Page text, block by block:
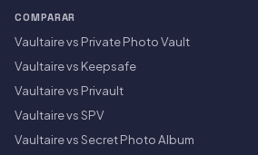
COMPARAR
Vaultaire vs Private Photo Vault
Vaultaire vs Keepsafe
Vaultaire vs Privault
Vaultaire vs SPV
Vaultaire vs Secret Photo Album